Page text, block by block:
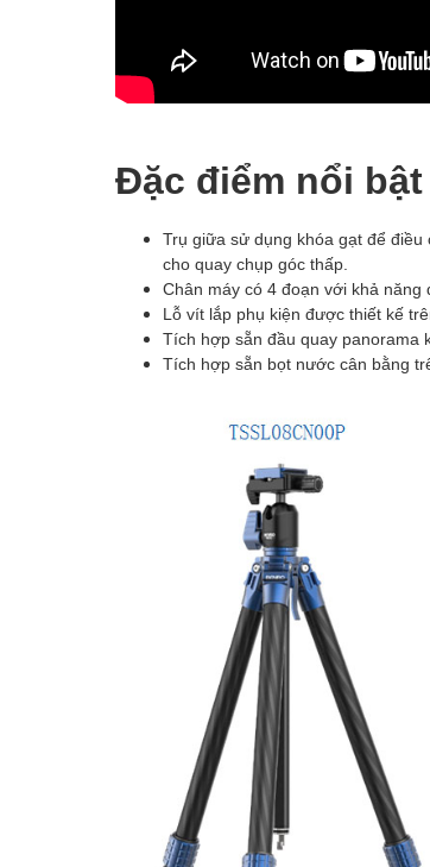
Đặc điểm nổi bật
Trụ giữa sử dụng khóa gạt để
cho quay chụp góc thấp.
Chân máy có 4 đoạn với khả năng
Lỗ vít lắp phụ kiện được thiết kế
Tích hợp sẵn đầu quay panorama
Tích hợp sẵn bọt nước cân bằng